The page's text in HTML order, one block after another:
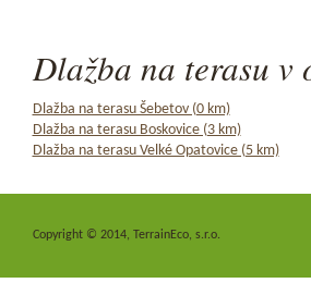
Dlažba na terasu v
Dlažba na terasu Šebetov (0 km)
Dlažba na terasu Boskovice (3 km)
Dlažba na terasu Velké Opatovice (5 km)
Copyright © 2014, TerrainEco, s.r.o.